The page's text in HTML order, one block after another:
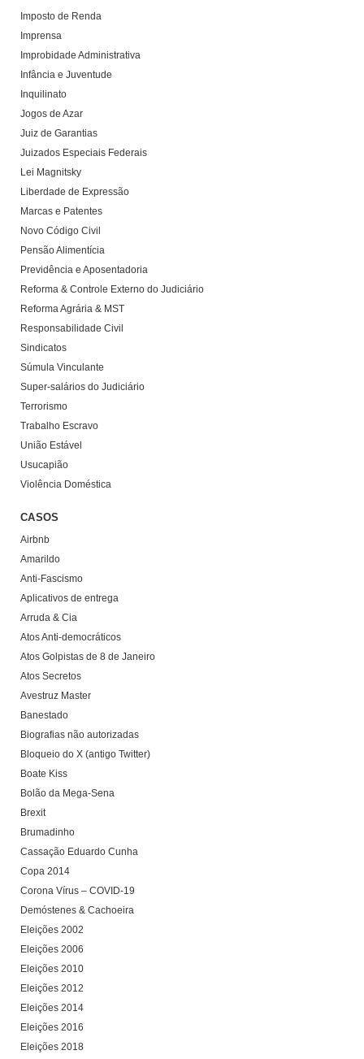
Imposto de Renda
Imprensa
Improbidade Administrativa
Infância e Juventude
Inquilinato
Jogos de Azar
Juiz de Garantias
Juizados Especiais Federais
Lei Magnitsky
Liberdade de Expressão
Marcas e Patentes
Novo Código Civil
Pensão Alimentícia
Previdência e Aposentadoria
Reforma & Controle Externo do Judiciário
Reforma Agrária & MST
Responsabilidade Civil
Sindicatos
Súmula Vinculante
Super-salários do Judiciário
Terrorismo
Trabalho Escravo
União Estável
Usucapião
Violência Doméstica
CASOS
Airbnb
Amarildo
Anti-Fascismo
Aplicativos de entrega
Arruda & Cia
Atos Anti-democráticos
Atos Golpistas de 8 de Janeiro
Atos Secretos
Avestruz Master
Banestado
Biografias não autorizadas
Bloqueio do X (antigo Twitter)
Boate Kiss
Bolão da Mega-Sena
Brexit
Brumadinho
Cassação Eduardo Cunha
Copa 2014
Corona Vírus – COVID-19
Demóstenes & Cachoeira
Eleições 2002
Eleições 2006
Eleições 2010
Eleições 2012
Eleições 2014
Eleições 2016
Eleições 2018